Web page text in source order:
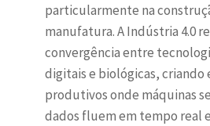
particularmente na
manufatura. A Indústria 4.0
convergência entre
digitais e biológicas, criando
produtivos onde máquinas
dados fluem em tempo real